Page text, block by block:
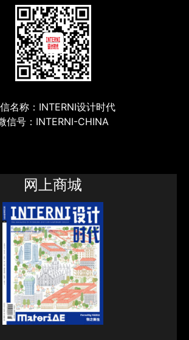
名称：INTERNI设计时代
信号：INTERNI-CHINA
网上商城